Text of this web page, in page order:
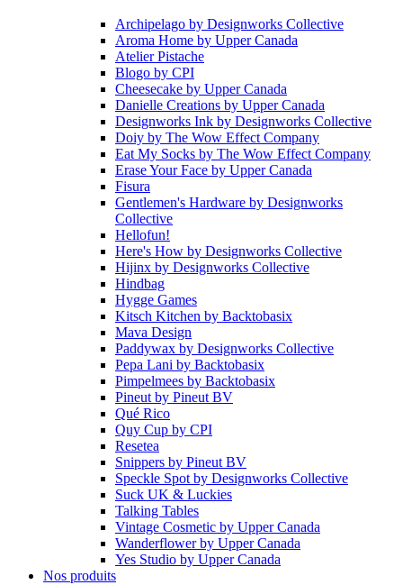
Archipelago by Designworks Collective
Aroma Home by Upper Canada
Atelier Pistache
Blogo by CPI
Cheesecake by Upper Canada
Danielle Creations by Upper Canada
Designworks Ink by Designworks Collective
Doiy by The Wow Effect Company
Eat My Socks by The Wow Effect Company
Erase Your Face by Upper Canada
Fisura
Gentlemen's Hardware by Designworks
Collective
Hellofun!
Here's How by Designworks Collective
Hijinx by Designworks Collective
Hindbag
Hygge Games
Kitsch Kitchen by Backtobasix
Mava Design
Paddywax by Designworks Collective
Pepa Lani by Backtobasix
Pimpelmees by Backtobasix
Pineut by Pineut BV
Qué Rico
Quy Cup by CPI
Resetea
Snippers by Pineut BV
Speckle Spot by Designworks Collective
Suck UK & Luckies
Talking Tables
Vintage Cosmetic by Upper Canada
Wanderflowerby Upper Canada
Yes Studio by Upper Canada
Nos produits